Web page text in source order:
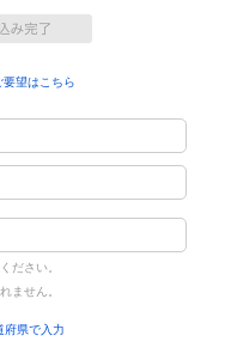
要望はこちら
ださい。
ません。
府県で入力